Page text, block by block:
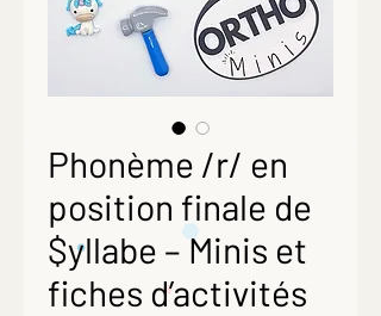
Phonème /r/ en
position finale de
$yllabe – Minis et
fiches d’activités